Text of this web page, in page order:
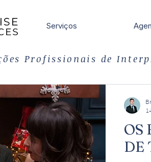
Serviços
Profissionais de
OS
DE